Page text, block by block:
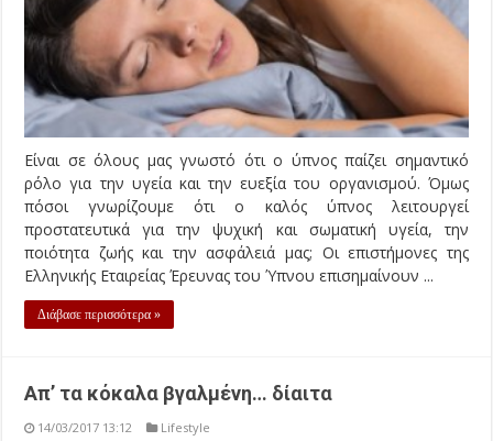
Είναι σε όλους μας γνωστό ότι ο ύπνος παίζει σημαντικό
ρόλο για την υγεία και την ευεξία του οργανισμού. Όμως
πόσοι γνωρίζουμε ότι ο καλός ύπνος λειτουργεί
προστατευτικά για την ψυχική και σωματική υγεία, την
ποιότητα ζωής και την ασφάλειά μας; Οι επιστήμονες της
Ελληνικής Εταιρείας Έρευνας του Ύπνου επισημαίνουν ...
Διάβασε περισσότερα »
Απ’ τα κόκαλα βγαλμένη… δίαιτα
14/03/2017 13:12 Lifestyle